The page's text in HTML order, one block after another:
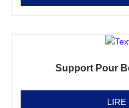
Support Pour
LIRE